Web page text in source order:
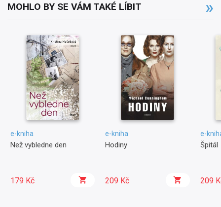
MOHLO BY SE VÁM TAKÉ LÍBIT
e-kniha
Než vybledne den
179 Kč
e-kniha
Hodiny
209 Kč
e-
Špitál
209